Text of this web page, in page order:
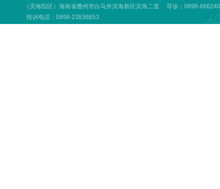
（滨海院区）海南省儋州市白马井滨海新区滨海二道 导诊：0898-
投诉电话：0898-23836853